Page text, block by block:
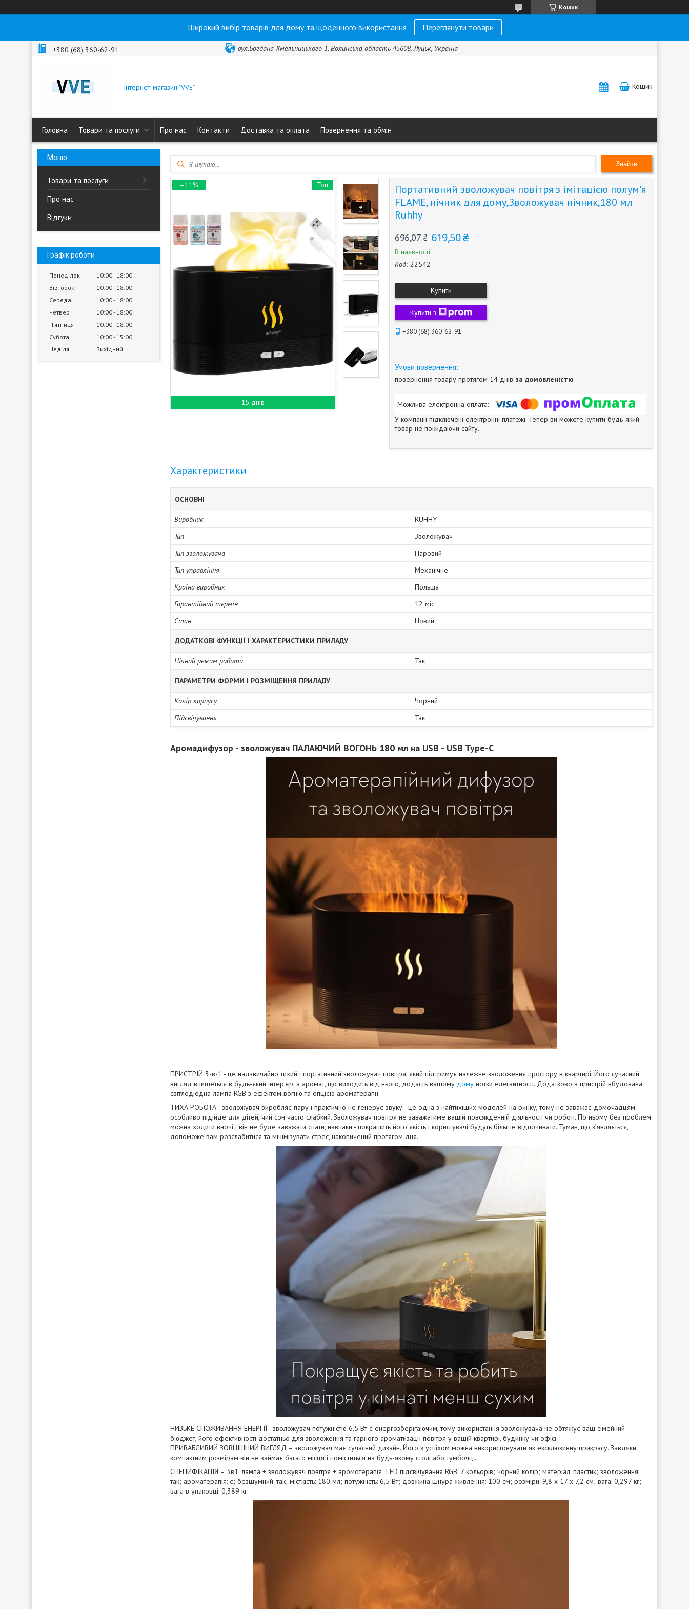
Кошик
Широкий вибір товарів для дому та щоденного використання Переглянути товари
+380 (68) 360-62-91 вул.Богдана Хмельницького 1. Волинська область 45608, Луцьк, Україна
Інтернет-магазин "VVE" Кошик
Головна Товари та послуги Про нас Контакти Доставка та оплата Повернення та обмін
Товари та послуги
Про нас
Відгуки
Графік роботи
Понеділок 10:00 18:00
Вівторок
10:00 18:00
Середа
10:00 18:00
Четвер
10:00 18:00
Пʼятниця
10:00 18:00
Субота
10:00 15:00
Неділя
Вихідний
Знайти
Топ
–11%
15 днів
Портативний зволожувач повітря з імітацією полум'я
FLAME, нічник для дому,Зволожувач нічник,180 мл
Ruhhy
696,07 ₴ 619,50 ₴
В наявності
Код: 22542
Купити
Купити з
+380 (68) 360-62-91
повернення товару протягом 14 днів за домовленістю
У компанії підключені електронні платежі. Тепер ви можете купити будь-який
товар не покидаючи сайту.
Характеристики
ОСНОВНІ
Виробник
RUHHY
Тип
Зволожувач
Тип зволожувача
Паровий
Тип управління
Механічне
Країна виробник
Польща
Гарантійний термін
12 міс
Стан
Новий
ДОДАТКОВІ ФУНКЦІЇ І ХАРАКТЕРИСТИКИ ПРИЛАДУ
Нічний режим роботи Так
ПАРАМЕТРИ ФОРМИ І РОЗМІЩЕННЯ ПРИЛАДУ
Колір корпусу
Чорний
Підсвічування
Так
Аромадифузор - зволожувач ПАЛАЮЧИЙ ВОГОНЬ 180 мл на USB - USB Type-C
ПРИСТРІЙ 3-в-1 - це надзвичайно тихий і портативний зволожувач повітря, який підтримує належне зволоження простору в квартирі. Його сучасний
вигляд впишеться в будь-який інтер'єр, а аромат, що виходить від нього, додасть вашому дому нотки елегантності. Додатково в пристрій вбудована
світлодіодна лампа RGB з ефектом вогню та опцією ароматерапії.
ТИХА РОБОТА - зволожувач виробляє пару і практично не генерує звуку - це одна з найтихіших моделей на ринку, тому не заважає домочадцям -
особливо підійде для дітей, чий сон часто слабкий. Зволожувач повітря не заважатиме вашій повсякденній діяльності чи роботі. По ньому без проблем
можна ходити вночі і він не буде заважати спати, навпаки - покращить його якість і користувачі будуть більше відпочивати. Туман, що з’являється,
допоможе вам розслабитися та мінімізувати стрес, накопичений протягом дня.
НИЗЬКЕ СПОЖИВАННЯ ЕНЕРГІЇ - зволожувач потужністю 6,5 Вт є енергозберігаючим, тому використання зволожувача не обтяжує ваш сімейний
бюджет, його ефективності достатньо для зволоження та гарного ароматизації повітря у вашій квартирі, будинку чи офісі.
ПРИВАБЛИВИЙ ЗОВНІШНИЙ ВИГЛЯД – зволожувач має сучасний дизайн. Його з успіхом можна використовувати як ексклюзивну прикрасу. Завдяки
компактним розмірам він не займає багато місця і поміститься на будь-якому столі або тумбочці.
СПЕЦИФІКАЦІЯ – 3в1: лампа + зволожувач повітря + аромотерапія; LED підсвічування RGB: 7 кольорів; чорний колір; матеріал: пластик; зволоження:
так; ароматерапія: є; безшумний: так; місткість: 180 мл; потужність: 6,5 Вт; довжина шнура живлення: 100 см; розміри: 9,8 х 17 х 7,2 см; вага: 0,297 кг;
вага в упаковці: 0,389 кг.